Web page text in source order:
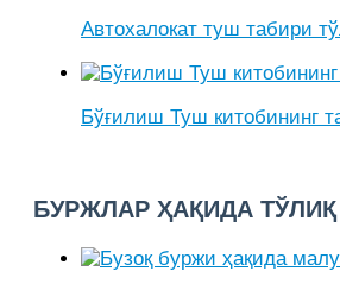
Автохалокат туш табири
Бўғилиш Туш китобининг
БУРЖЛАР ҲАҚИДА